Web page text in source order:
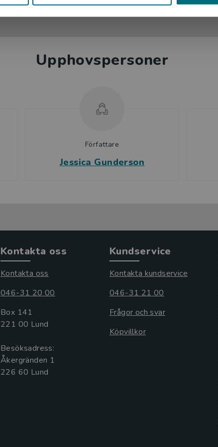
Upphovspersoner
Författare
Jessica Gunderson
Kontakta oss
Kontakta oss
046-31 20 00
Box 141
221 00 Lund
Besöksadress:
Åkergränden 1
Kundservice
Kontakta kundservice
046-31 21 00
Frågor och svar
Köpvillkor